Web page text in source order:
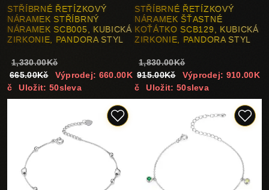
STŘÍBRNÉ ŘETÍZKOVÝ
NÁRAMEK STŘÍBRNÝ
NÁRAMEK SCB005, KUBICKÁ
ZIRKONIE, PANDORA STYL
1,330.00Kč
665.00Kč
Výprodej: 660.00K
č
Uložit: 50sleva
STŘÍBRNÉ ŘETÍZKOVÝ
NÁRAMEK ŠŤASTNÉ
KOŤÁTKO SCB129, KUBICKÁ
ZIRKONIE, PANDORA STYL
1,830.00Kč
915.00Kč
Výprodej: 910.00K
č
Uložit: 50sleva